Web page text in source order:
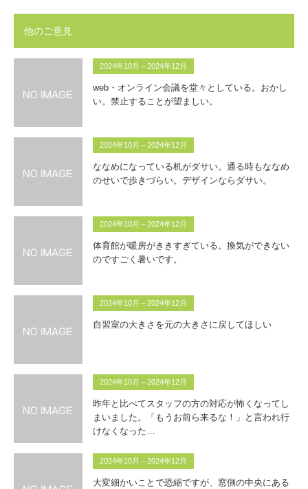
他のご意見
2024年10月～2024年12月
web・オンライン会議を堂々としている。おかし
い。禁止することが望ましい。
2024年10月～2024年12月
ななめになっている机がダサい。通る時もななめ
のせいで歩きづらい。デザインならダサい。
2024年10月～2024年12月
体育館が暖房がききすぎている。換気ができない
のですごく暑いです。
2024年10月～2024年12月
自習室の大きさを元の大きさに戻してほしい
2024年10月～2024年12月
昨年と比べてスタッフの方の対応が怖くなってし
まいました。「もうお前ら来るな！」と言われ行
けなくなった…
2024年10月～2024年12月
大変細かいことで恐縮ですが、窓側の中央にある